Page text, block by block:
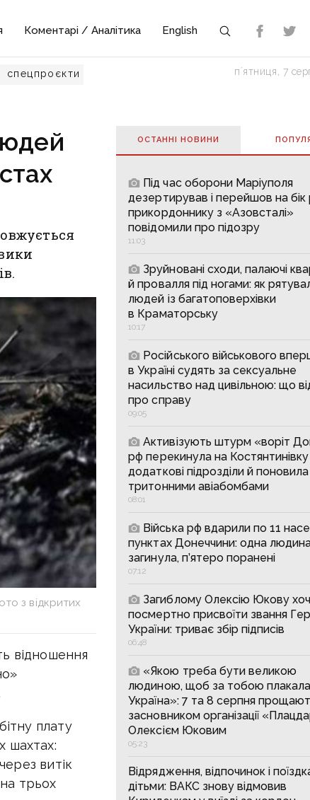
Коментарі / Аналітика English
спецпроєкти пʼятниця, 7
з відкритих
відношення
плату
шахтах:
витік
трьох
ОСТАННІ НОВИНИ
Під час оборони Маріуполя
дезертирував і перейшов на бік
прикордоннику з «Азовсталі»
повідомили про підозру
11:03
Зруйновані сходи, палаючі
й провалля під ногами: як
людей із багатоповерхівки
в Краматорську
10:17
Російського військового
в Україні судять за сексуальне
насильство над цивільною: що
про справу
09:05
Активізують штурм «воріт
рф перекинула на Костянтинівку
додаткові підрозділи й
тритонними авіабомбами
08:01
Війська рф вдарили по 11
пунктах Донеччини: одна
загинула, п’ятеро поранені
07:12
Загиблому Олексію Юкову
посмертно присвоїти звання
України: триває збір підписів
06:48
«Якою треба бути великою
людиною, щоб за тобою
Україна»: 7 та 8 серпня
засновником організації
Олексієм Юковим
05:23
Відрядження, відпочинок і
дітьми: ВАКС знову відмовив